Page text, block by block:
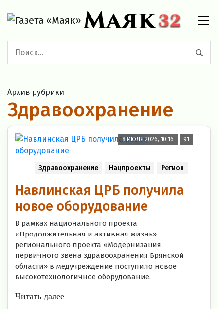
Архив рубрики
Здравоохранение
8 ИЮЛЯ 2026, 10:16 91
Здравоохранение Нацпроекты Регион
Навлинская ЦРБ получила
новое оборудование
В рамках национального проекта
«Продолжительная и активная жизнь»
регионального проекта «Модернизация
первичного звена здравоохранения Брянской
области» в медучреждение поступило новое
высокотехнологичное оборудование.
Читать далее